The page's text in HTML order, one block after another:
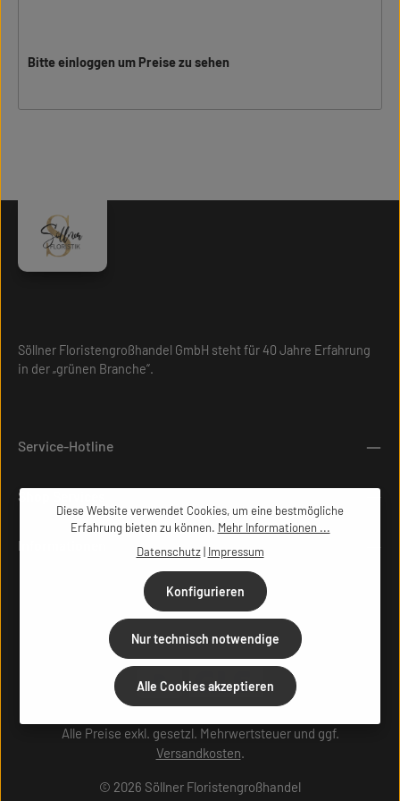
Bitte einloggen um Preise zu sehen
Söllner Floristengroßhandel GmbH steht für 40 Jahre Erfahrung
in der „grünen Branche“.
Service-Hotline
Shop Services
Informationen
© 2026 Söllner Floristengroßhandel
Alle Preise exkl. gesetzl. Mehrwertsteuer und ggf.
Versandkosten.
Diese Website verwendet Cookies, um eine bestmögliche
Erfahrung bieten zu können. Mehr Informationen ...
Datenschutz| Impressum
Nur technisch notwendige
Konfigurieren
Alle Cookies akzeptieren